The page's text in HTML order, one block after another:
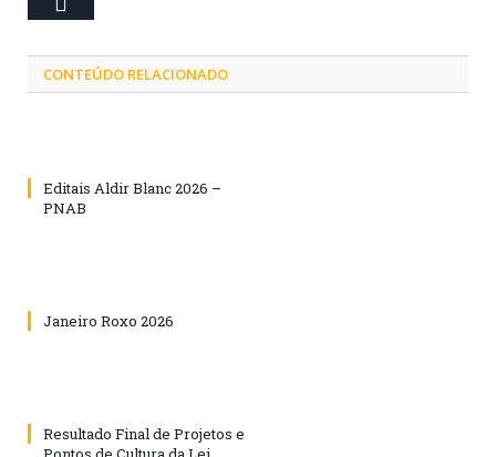
CONTEÚDO RELACIONADO
Editais Aldir Blanc 2026 –
PNAB
Janeiro Roxo 2026
Resultado Final de Projetos e